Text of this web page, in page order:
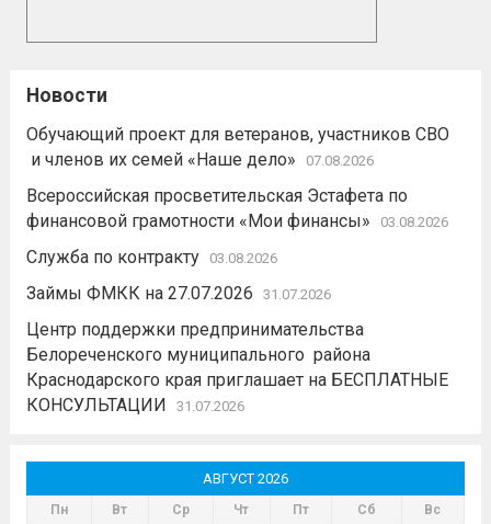
Новости
Обучающий проект для ветеранов, участников СВО
и членов их семей «Наше дело»
07.08.2026
Всероссийская просветительская Эстафета по
финансовой грамотности «Мои финансы»
03.08.2026
Служба по контракту 03.08.2026
Займы ФМКК на 27.07.2026 31.07.2026
Центр поддержки предпринимательства
Белореченского муниципального района
Краснодарского края приглашает на БЕСПЛАТНЫЕ
КОНСУЛЬТАЦИИ
31.07.2026
АВГУСТ 2026
Пн Вт Ср Чт Пт Сб Вс